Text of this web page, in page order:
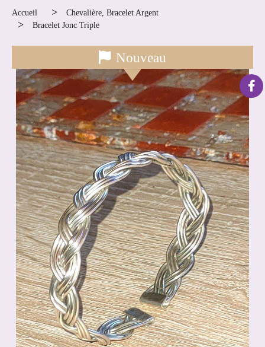
Accueil
Chevalière, Bracelet Argent
Bracelet Jonc Triple
Nouveau